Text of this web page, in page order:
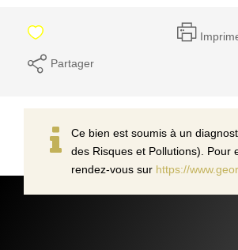
Partager
Ce bien est soumis à un
des Risques et Pollutions). Pour
rendez-vous sur https://